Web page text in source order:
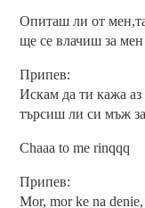
Опиташ ли от
ще се влачиш за
Припев:
Искам да ти кажа
търсиш ли си мъж
Chaaa to me rinqqq
Припев:
Mor, mor ke na denie,